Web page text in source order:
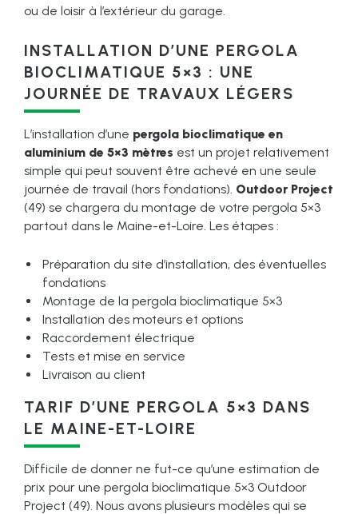
ou de loisir à l’extérieur du garage.
INSTALLATION D’UNE PERGOLA
BIOCLIMATIQUE 5×3 : UNE
JOURNÉE DE TRAVAUX LÉGERS
L’installation d’une pergola bioclimatique en
aluminium de 5×3 mètres est un projet relativement
simple qui peut souvent être achevé en une seule
journée de travail (hors fondations). Outdoor Project
(49) se chargera du montage de votre pergola 5×3
partout dans le Maine-et-Loire. Les étapes :
Préparation du site d’installation, des éventuelles
fondations
Montage de la pergola bioclimatique 5×3
Installation des moteurs et options
Raccordement électrique
Tests et mise en service
Livraison au client
TARIF D’UNE PERGOLA 5×3 DANS
LE MAINE-ET-LOIRE
Difficile de donner ne fut-ce qu’une estimation de
prix pour une pergola bioclimatique 5×3 Outdoor
Project (49). Nous avons plusieurs modèles qui se